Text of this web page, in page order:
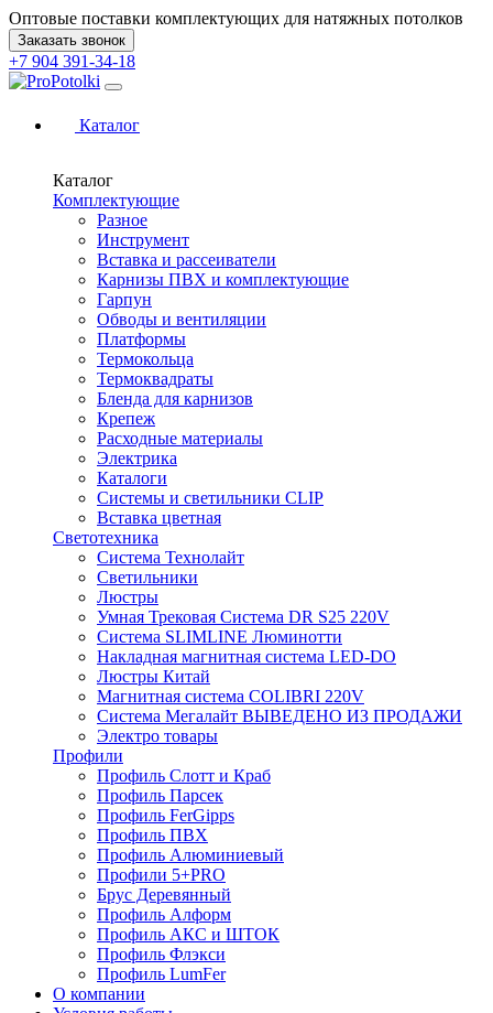
Оптовые поставки комплектующих для натяжных потолков
Заказать звонок
+7 904 391-34-18
Каталог
Каталог
Комплектующие
Разное
Инструмент
Вставка и рассеиватели
Карнизы ПВХ и комплектующие
Гарпун
Обводы и вентиляции
Платформы
Термокольца
Термоквадраты
Бленда для карнизов
Крепеж
Расходные материалы
Электрика
Каталоги
Системы и светильники CLIP
Вставка цветная
Светотехника
Система Технолайт
Светильники
Люстры
Умная Трековая Система DR S25 220V
Система SLIMLINE Люминотти
Накладная магнитная система LED-DO
Люстры Китай
Магнитная система COLIBRI 220V
Система Мегалайт ВЫВЕДЕНО ИЗ ПРОДАЖИ
Электро товары
Профили
Профиль Слотт и Краб
Профиль Парсек
Профиль FerGipps
Профиль ПВХ
Профиль Алюминиевый
Профили 5+PRO
Брус Деревянный
Профиль Алформ
Профиль АКС и ШТОК
Профиль Флэкси
Профиль LumFer
О компании